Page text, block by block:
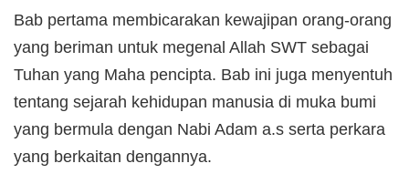
Bab pertama membicarakan kewajipan orang-orang
yang beriman untuk megenal Allah SWT sebagai
Tuhan yang Maha pencipta. Bab ini juga menyentuh
tentang sejarah kehidupan manusia di muka bumi
yang bermula dengan Nabi Adam a.s serta perkara
yang berkaitan dengannya.